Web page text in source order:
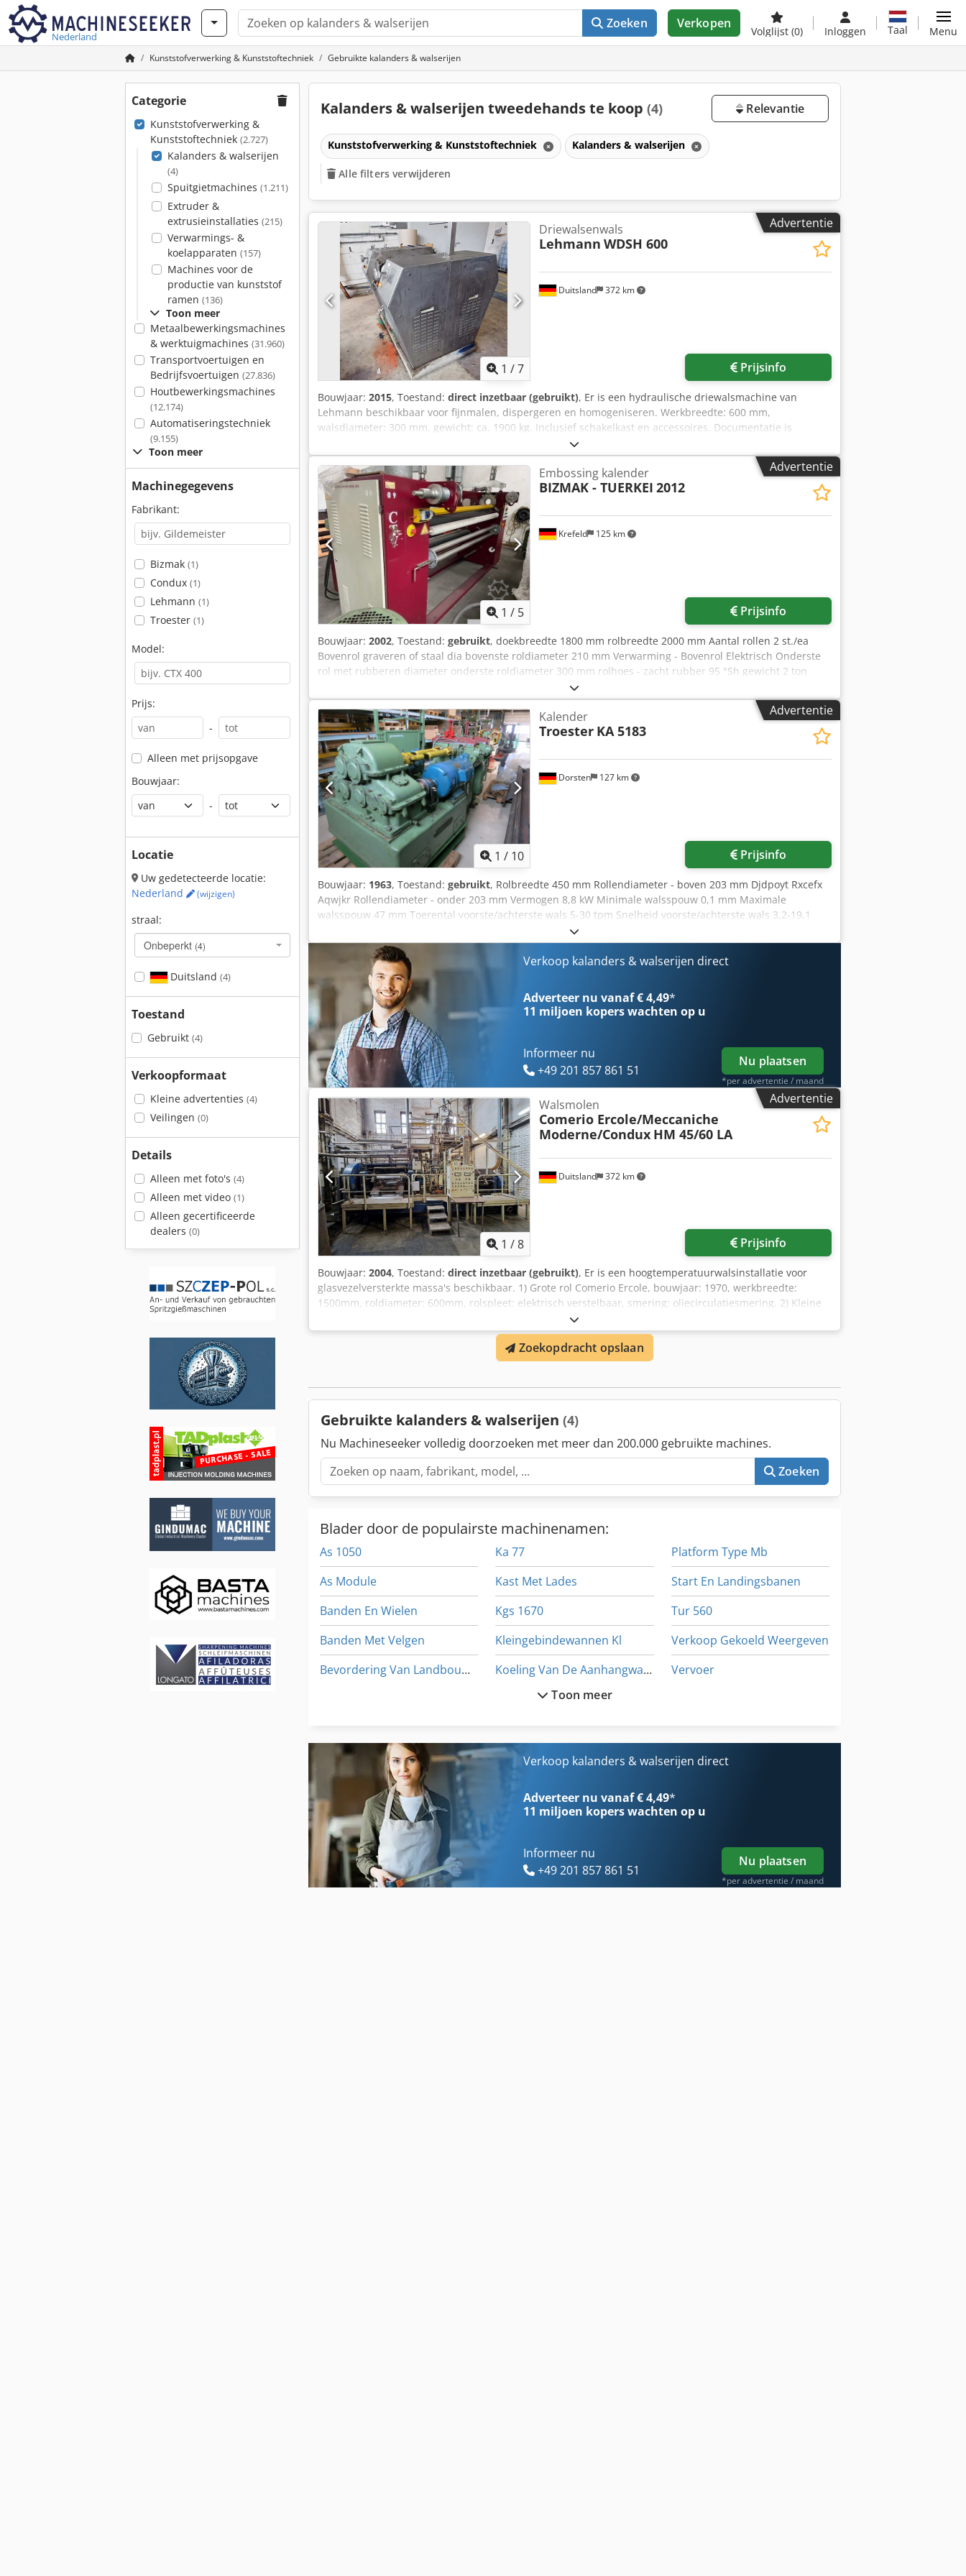
Nederland
Zoeken Verkopen
Volglijst (0) Inloggen Taal Menu
Kunststofverwerking & Kunststoftechniek Gebruikte kalanders & walserijen
Categorie
Kunststofverwerking &
Kunststoftechniek (2.727)
Kalanders & walserijen
(4)
Spuitgietmachines (1.211)
Extruder &
extrusieinstallaties (215)
Verwarmings- &
koelapparaten (157)
Machines voor de
productie van kunststof
ramen (136)
Toon meer
Metaalbewerkingsmachines
& werktuigmachines (31.960)
Transportvoertuigen en
Bedrijfsvoertuigen (27.836)
Houtbewerkingsmachines
(12.174)
Automatiseringstechniek
(9.155)
Toon meer
Machinegegevens
Fabrikant:
Bizmak (1)
Condux (1)
Lehmann (1)
Troester (1)
Model:
Prijs:
-
Alleen met prijsopgave
Bouwjaar:
-
Locatie
Uw gedetecteerde locatie:
Nederland
(wijzigen)
straal:
Onbeperkt (4)
Duitsland (4)
Toestand
Gebruikt (4)
Verkoopformaat
Kleine advertenties (4)
Veilingen (0)
Details
Alleen met foto's (4)
Alleen met video (1)
Alleen gecertificeerde
dealers (0)
Kalanders & walserijen tweedehands te koop (4) Relevantie
Kunststofverwerking & Kunststoftechniek Kalanders & walserijen
Alle filters verwijderen
Advertentie
1 /7
Duitsland 372 km
Driewalsenwals
Lehmann WDSH 600
Prijsinfo
Bouwjaar: 2015, Toestand: direct inzetbaar (gebruikt), Er is een hydraulische driewalsmachine van
Lehmann beschikbaar voor fijnmalen, dispergeren en homogeniseren. Werkbreedte: 600 mm,
walsdiameter: 300 mm, gewicht: ca. 1900 kg. Inclusief schakelkast en accessoires. Documentatie is
aanwezig. Een bezichtiging ter plaatse is mogelijk. Dksdpfx Ajzli Uxoqwjr
Advertentie
1 / 5
Krefeld 125 km
Embossing kalender
BIZMAK - TUERKEI 2012
Prijsinfo
Bouwjaar: 2002, Toestand: gebruikt, doekbreedte 1800 mm rolbreedte 2000 mm Aantal rollen 2 st./ea
Bovenrol graveren of staal dia bovenste roldiameter 210 mm Verwarming - Bovenrol Elektrisch Onderste
rol met rubberen diameter onderste roldiameter 300 mm rolhoes - zacht rubber 95 °Sh gewicht 2 ton
Ruimtebehoefte ca. 3,0 x 1,5 x 1,8 m Embossingkalender met vervangbare bovenrol, Dkedpfst An E Rex
Aqwsr De volgende vervangingsrollen worden bij de machine geleverd: 1 stalen rol, verchroomd, 3
graveerrollen, diverse uitvoeringen, 1 vervangende onderste rol met rubberen coating, aan de uitlaatzijde
bevindt zich een kleine, stijgende, kronkelende dok, LET OP: de elektrische bediening is defect en moet
vervangen worden - daarom SPECIALE PRIJS voor zelfproductie,
Advertentie
1 / 10
Dorsten 127 km
Kalender
Troester KA 5183
Prijsinfo
Bouwjaar: 1963, Toestand: gebruikt, Rolbreedte 450 mm Rollendiameter - boven 203 mm Djdpoyt Rxcefx
Aqwjkr Rollendiameter - onder 203 mm Vermogen 8,8 kW Minimale walsspouw 0,1 mm Maximale
walsspouw 47 mm Toerental voorste/achterste wals 5-30 tpm Snelheid voorste/achterste wals 3,2-19,1
m/min Walzen afzonderlijk aangedreven Wrijving variabel max. 1:6 Spouwinstelling handmatig
Toerentalregeling handmatig Externe temperering Walsen intern gekoeld (waterkoeling) Noodstopbeugel
(handbediening) aan beide zijden De technische gegevens zijn opgave van fabrikant of gebruiker en zijn
voor ons niet bindend. Tussentijdse verkoop voorbehouden; uitsluitend onze algemene voorwaarden zijn
van toepassing. Over ons Meer dan 400 eigen machines op voorraad Meer dan 15.000 m² opslagruimte,
kraancapaciteit 70 ton Meer dan 10.000 accessoires voor uw werkplaats Wilt u machines, productielijnen
of uw bedrijf verkopen? Neem dan contact met ons op. Meer aanbiedingen vindt u op onze website.
Bezichtigen op afspraak mogelijk. Wij kijken uit naar uw bezoek. Uw Markus Hirsch Team
Verkoop kalanders & walserijen direct
Adverteer nu vanaf € 4,49*
11 miljoen koperswachten op u
Informeer nu
+49 201 857 861 51
Nu plaatsen
*per advertentie / maand
Advertentie
1 /8
Duitsland 372 km
Walsmolen
Comerio Ercole/Meccaniche
Moderne/Condux HM 45/60 LA
Prijsinfo
Bouwjaar: 2004, Toestand: direct inzetbaar (gebruikt), Er is een hoogtemperatuurwalsinstallatie voor
glasvezelversterkte massa's beschikbaar. 1) Grote rol Comerio Ercole, bouwjaar: 1970, werkbreedte:
1500mm, roldiameter: 600mm, rolspleet: elektrisch verstelbaar, smering: oliecirculatiesmering. 2) Kleine
wals Meccaniche Moderne, bouwjaar: 1966, werkbreedte: 800mm, walsdiameter: 400mm, smering:
oliecirculatiesmering. 3) Horizontale menger, volume: 2,5 m³. 4) Groot zakkenrek met kraan. 5) 2x
gravimetrische doseerweegschaal met controle. 6) Transportbanden en spiraaltransporteurs. 7)
Hamermolen Condux HM 45/60 LA (gevoerd) met een 1000mm trilzeef. 8) 2x Lauda kachels. Inclusief
Zoekopdracht opslaan
Gebruikte kalanders & walserijen (4)
Nu Machineseeker volledig doorzoeken met meer dan 200.000 gebruikte machines.
Zoeken
Blader door de populairste machinenamen:
As 1050
As Module
Banden En Wielen
Banden Met Velgen
Bevordering Van Landbouw Van De Band
Gkt 60
International 433
Ka 77
Kast Met Lades
Kgs 1670
Kleingebindewannen Kl
Koeling Van De Aanhangwagen
Ls 703
Platform Type Mb
Start En Landingsbanen
Tur 560
Verkoop Gekoeld Weergeven
Vervoer
Toon meer
Verkoop kalanders & walserijen direct
Adverteer nu vanaf € 4,49*
11 miljoen koperswachten op u
Informeer nu
+49 201 857 861 51
Nu plaatsen
*per advertentie / maand